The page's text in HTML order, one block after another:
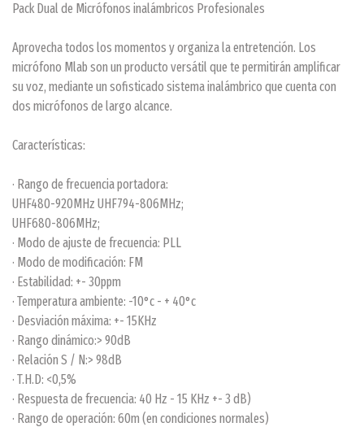
Pack Dual de Micrófonos inalámbricos Profesionales
Aprovecha todos los momentos y organiza la entretención. Los
micrófono Mlab son un producto versátil que te permitirán amplificar
su voz, mediante un sofisticado sistema inalámbrico que cuenta con
dos micrófonos de largo alcance.
Características:
· Rango de frecuencia portadora:
UHF480-920MHz UHF794-806MHz;
UHF680-806MHz;
· Modo de ajuste de frecuencia: PLL
· Modo de modificación: FM
· Estabilidad: +- 30ppm
· Temperatura ambiente: -10°c - + 40°c
· Desviación máxima: +- 15KHz
· Rango dinámico:> 90dB
· Relación S / N:> 98dB
· T.H.D: <0,5%
· Respuesta de frecuencia: 40 Hz - 15 KHz +- 3 dB)
· Rango de operación: 60m (en condiciones normales)